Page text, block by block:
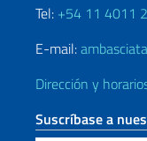
Tel: +54 11 4011
E-mail:
Dirección y
Suscríbase a